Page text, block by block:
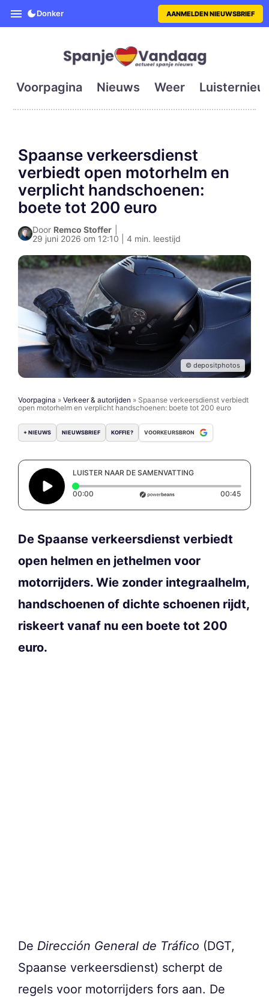
SpanjeVandaag is de eerste
Donker AANMELDEN NIEUWSBRIEF
Voorpagina Nieuws Weer
Spaanse verkeersdienst
verbiedt open motorhelm en
verplicht handschoenen:
boete tot 200 euro
Door Remco Stoffer
29 juni 2026 om 12:10 | 4 min. leestijd
© depositphotos
Voorpagina » Verkeer & autorijden » Spaanse verkeersdienst verbiedt
open motorhelm en verplicht handschoenen: boete tot 200 euro
+ NIEUWS NIEUWSBRIEF KOFFIE? VOORKEURSBRON
LUISTER NAAR DE SAMENVATTING
00:00 Elapsed time: 0 seconds 00:45
De Spaanse verkeersdienst verbiedt
open helmen en jethelmen voor
motorrijders. Wie zonder integraalhelm,
handschoenen of dichte schoenen rijdt,
riskeert vanaf nu een boete tot 200
euro.
De Dirección General de Tráfico (DGT,
Spaanse verkeersdienst) scherpt de
regels voor motorrijders fors aan. De